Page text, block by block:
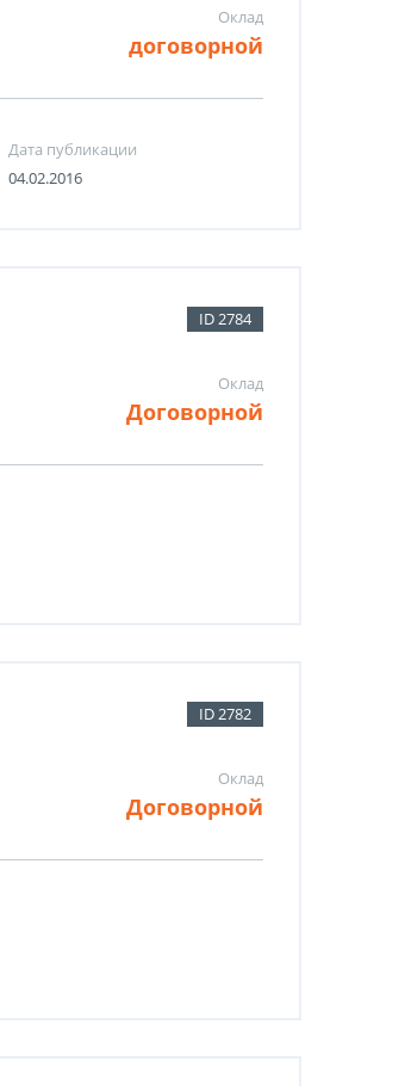
Оклад
договорной
Дата публикации
04.02.2016
ID 2784
Оклад
Договорной
ID 2782
Оклад
Договорной